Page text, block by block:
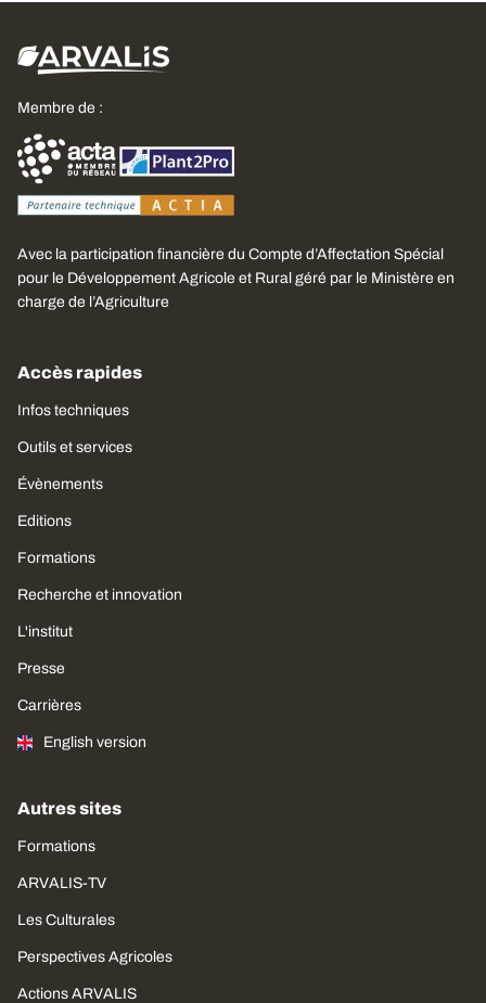
Membre de :
Avec la participation financière du Compte d’Affectation Spécial
pour le Développement Agricole et Rural géré par le Ministère en
charge de l’Agriculture
Accès rapides
Infos techniques
Outils et services
Évènements
Editions
Formations
Recherche et innovation
L'institut
Presse
Carrières
English version
Autres sites
Formations
ARVALIS-TV
Les Culturales
Perspectives Agricoles
Actions ARVALIS